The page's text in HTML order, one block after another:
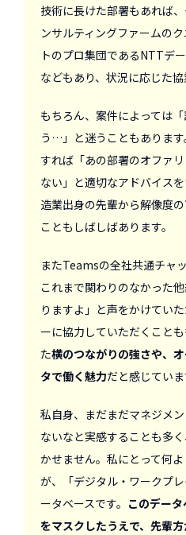
技術に長けた部署もあれば
ンサルティングファームの
トのプロ集団であるNTTデ
などもあり、状況に応じた協
もちろん、案件によっては
う…」と迷うこともありま
すれば「あの部署のオファ
ない」と適切なアドバイス
造業出身の先輩から解像度
こともしばしばあります。
またTeamsの全社共通チャ
これまで関わりのなかった
りますよ」と声をかけてい
ーに協力していただくこと
た横のつながりの強さや、
タで働く魅力だと感じていま
私自身、まだまだマネジメ
ないなと実感することも多
かせません。私にとって何
が、「デジタル・ワークプ
ータベースです。 このデー
をマスクしたうえで、先輩